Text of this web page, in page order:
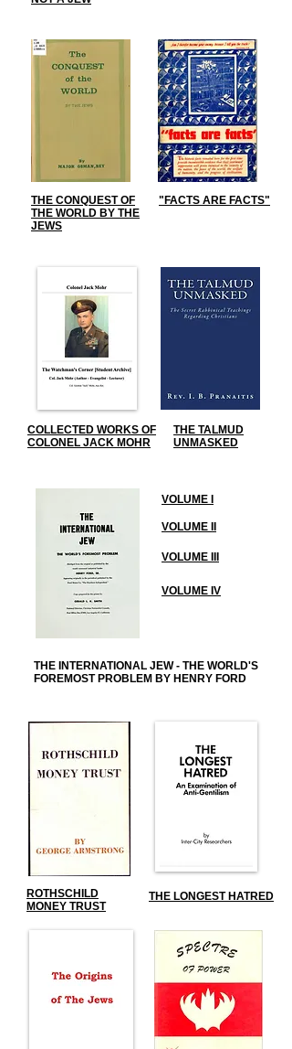
THE CONQUEST OF
THE WORLD BY THE
JEWS
"FACTS ARE FACTS"
COLLECTED WORKS OF
COLONEL JACK MOHR
THE TALMUD
UNMASKED
VOLUME I
VOLUME II
VOLUME III
VOLUME IV
THE INTERNATIONAL JEW - THE WORLD'S
FOREMOST PROBLEM BY HENRY FORD
ROTHSCHILD
MONEY TRUST
THE LONGEST HATRED